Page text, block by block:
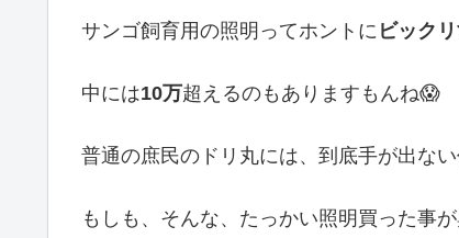
サンゴ飼育用の照明ってホントに ビック
中には10万超えるのもありますもんね😱
普通の庶民のドリ丸には、到底手が出な
もしも、そんな、たっかい照明買った事